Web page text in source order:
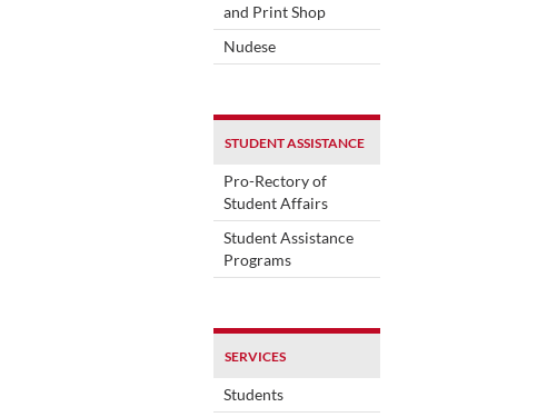
and Print Shop
Nudese
STUDENT ASSISTANCE
Pro-Rectory of
Student Affairs
Student Assistance
Programs
SERVICES
Students